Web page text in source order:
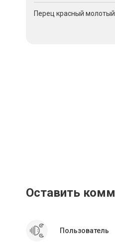
Перец красный молотый
Оставить
Пользователь